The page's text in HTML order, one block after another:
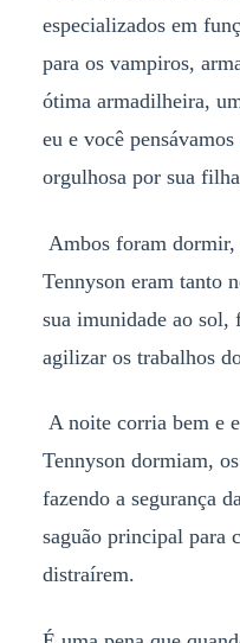
especializados em
para os vampiros,
ótima armadilheira,
eu e você
orgulhosa por sua
Ambos foram
Tennyson eram tanto
sua imunidade ao sol,
agilizar os trabalhos
A noite corria bem e
Tennyson dormiam,
fazendo a segurança
saguão principal para
distraírem.